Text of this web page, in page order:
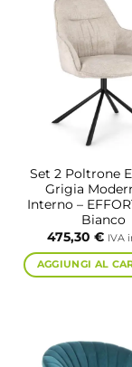
Set 2 Poltrone
Grigia
Interno –
Bianco
475,30 € IVA
AGGIUNGI AL